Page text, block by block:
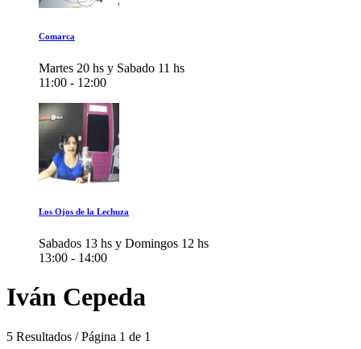
Comarca
Martes 20 hs y Sabado 11 hs
11:00 - 12:00
Los Ojos de la Lechuza
Sabados 13 hs y Domingos 12 hs
13:00 - 14:00
Iván Cepeda
5 Resultados / Página 1 de 1